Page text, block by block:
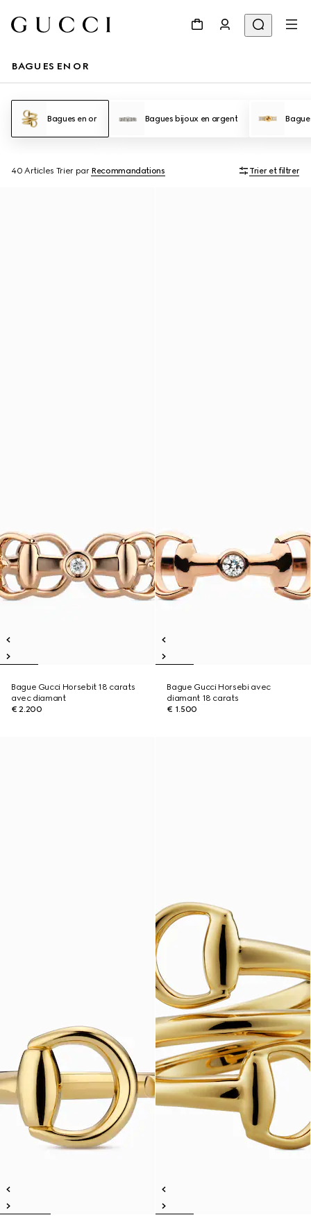
BAGUES EN OR
Bagues en or Bagues bijoux en argent
40 Articles Trier par Recommandations Trier et filtrer
Bague Gucci Horsebit 18 carats
avec diamant
€ 2.200
Bague Gucci Horsebi avec
diamant 18 carats
€ 1.500